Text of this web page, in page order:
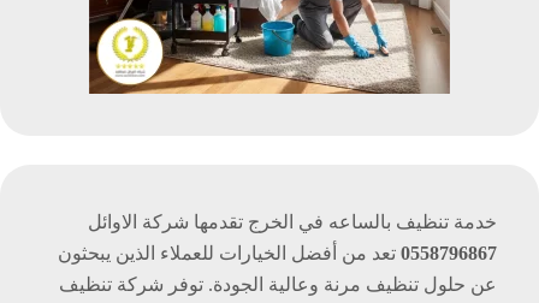
خدمة تنظيف بالساعه في الخرج تقدمها شركة الاوائل
0558796867 تعد من أفضل الخيارات للعملاء الذين يبحثون
عن حلول تنظيف مرنة وعالية الجودة. توفر شركة تنظيف